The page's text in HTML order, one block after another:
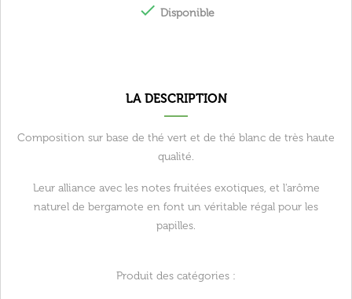
 Disponible
LA DESCRIPTION
Composition sur base de thé vert et de thé blanc de très haute
qualité.
Leur alliance avec les notes fruitées exotiques, et l'arôme
naturel de bergamote en font un véritable régal pour les
papilles.
Produit des catégories :